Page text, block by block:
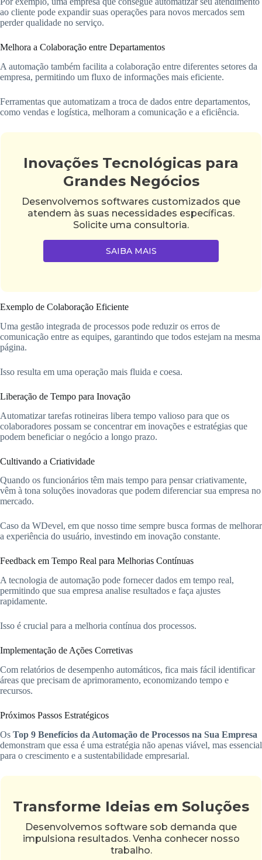
ao cliente pode expandir suas operações para novos mercados sem
perder qualidade no serviço.
Melhora a Colaboração entre Departamentos
A automação também facilita a colaboração entre diferentes setores da
empresa, permitindo um fluxo de informações mais eficiente.
Ferramentas que automatizam a troca de dados entre departamentos,
como vendas e logística, melhoram a comunicação e a eficiência.
Inovações Tecnológicas para
Grandes Negócios
Desenvolvemos softwares customizados que
atendem às suas necessidades específicas.
Solicite uma consultoria.
SAIBA MAIS
Exemplo de Colaboração Eficiente
Uma gestão integrada de processos pode reduzir os erros de
comunicação entre as equipes, garantindo que todos estejam na mesma
página.
Isso resulta em uma operação mais fluida e coesa.
Liberação de Tempo para Inovação
Automatizar tarefas rotineiras libera tempo valioso para que os
colaboradores possam se concentrar em inovações e estratégias que
podem beneficiar o negócio a longo prazo.
Cultivando a Criatividade
Quando os funcionários têm mais tempo para pensar criativamente,
vêm à tona soluções inovadoras que podem diferenciar sua empresa no
mercado.
Caso da WDevel, em que nosso time sempre busca formas de melhorar
a experiência do usuário, investindo em inovação constante.
Feedback em Tempo Real para Melhorias Contínuas
A tecnologia de automação pode fornecer dados em tempo real,
permitindo que sua empresa analise resultados e faça ajustes
rapidamente.
Isso é crucial para a melhoria contínua dos processos.
Implementação de Ações Corretivas
Com relatórios de desempenho automáticos, fica mais fácil identificar
áreas que precisam de aprimoramento, economizando tempo e
recursos.
Próximos Passos Estratégicos
Os Top 9 Benefícios da Automação de Processos na Sua Empresa
demonstram que essa é uma estratégia não apenas viável, mas essencial
para o crescimento e a sustentabilidade empresarial.
Transforme Ideias em Soluções
Desenvolvemos software sob demanda que
impulsiona resultados. Venha conhecer nosso
trabalho.